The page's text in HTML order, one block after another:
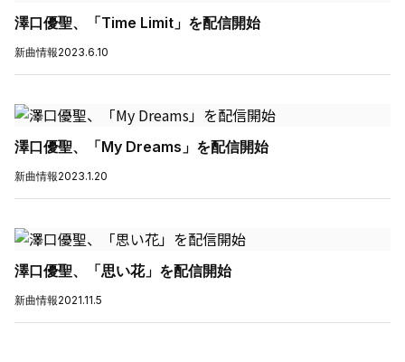
澤口優聖、「Time Limit」を配信開始
新曲情報2023.6.10
澤口優聖、「My Dreams」を配信開始
新曲情報2023.1.20
澤口優聖、「思い花」を配信開始
新曲情報2021.11.5